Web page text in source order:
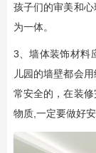
孩子们的审美和
为一体。
3、墙体装饰材料
儿园的墙壁都会
常安全的，在装
物质,一定要做好